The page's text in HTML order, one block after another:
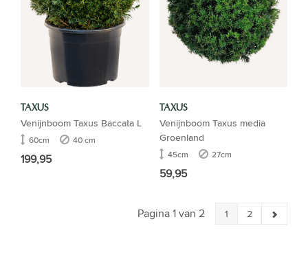
TAXUS
Venijnboom Taxus Baccata L
60cm 40 cm
199,95
TAXUS
Venijnboom Taxus media
Groenland
45cm 27cm
59,95
Pagina 1 van 2 1 2